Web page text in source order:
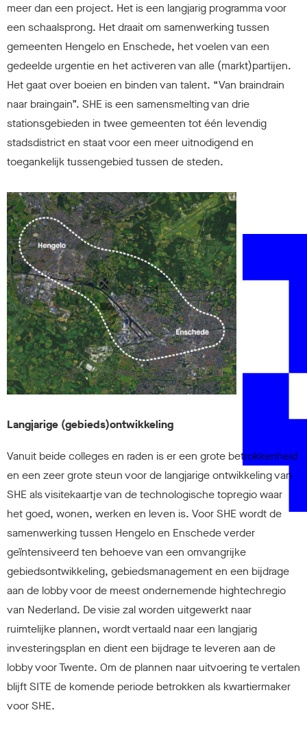
meer dan een project. Het is een langjarig programma voor
een schaalsprong. Het draait om samenwerking tussen
gemeenten Hengelo en Enschede, het voelen van een
gedeelde urgentie en het activeren van alle (markt)partijen.
Het gaat over boeien en binden van talent. “Van braindrain
naar braingain”. SHE is een samensmelting van drie
stationsgebieden in twee gemeenten tot één levendig
stadsdistrict en staat voor een meer uitnodigend en
toegankelijk tussengebied tussen de steden.
Langjarige (gebieds)ontwikkeling
Vanuit beide colleges en raden is er een grote betrokkenheid
en een zeer grote steun voor de langjarige ontwikkeling van
SHE als visitekaartje van de technologische topregio waar
het goed, wonen, werken en leven is. Voor SHE wordt de
samenwerking tussen Hengelo en Enschede verder
geïntensiveerd ten behoeve van een omvangrijke
gebiedsontwikkeling, gebiedsmanagement en een bijdrage
aan de lobby voor de meest ondernemende hightechregio
van Nederland. De visie zal worden uitgewerkt naar
ruimtelijke plannen, wordt vertaald naar een langjarig
investeringsplan en dient een bijdrage te leveren aan de
lobby voor Twente. Om de plannen naar uitvoering te vertalen
blijft SITE de komende periode betrokken als kwartiermaker
voor SHE.